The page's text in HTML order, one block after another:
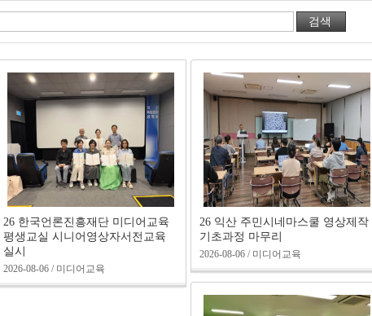
26 한국언론진흥재단 미디어교육
평생교실 시니어영상자서전교육
실시
2026-08-06 / 미디어교육
26 익산 주민시네마스쿨 영상제작
기초과정 마무리
2026-08-06 / 미디어교육